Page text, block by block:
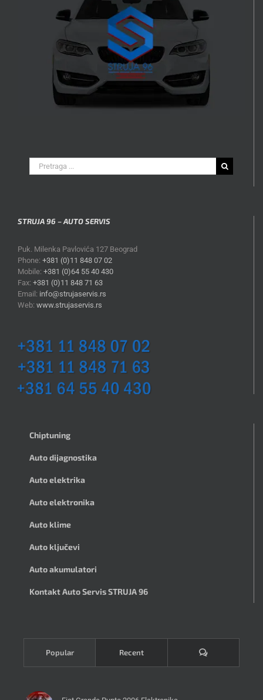
Search
for:
STRUJA 96 – AUTO SERVIS
Puk. Milenka Pavlovića 127 Beograd
Phone: +381 (0)11 848 07 02
Mobile: +381 (0)64 55 40 430
Fax: +381 (0)11 848 71 63
Email: info@strujaservis.rs
Web: www.strujaservis.rs
Chiptuning
Auto dijagnostika
Auto elektrika
Auto elektronika
Auto klime
Auto ključevi
Auto akumulatori
Kontakt Auto Servis STRUJA 96
Popular Recent Komentari